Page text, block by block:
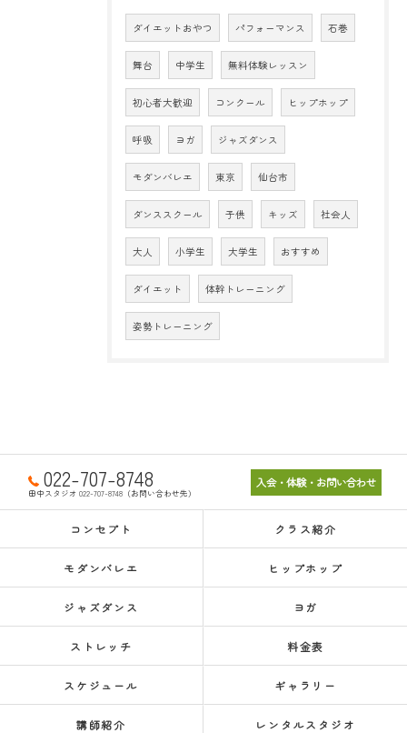
ダイエットおやつ パフォーマンス 石巻
舞台 中学生 無料体験レッスン
初心者大歓迎 コンクール ヒップホップ
呼吸 ヨガ ジャズダンス
モダンバレエ 東京 仙台市
ダンススクール 子供 キッズ 社会人
大人 小学生 大学生 おすすめ
ダイエット 体幹トレーニング
姿勢トレーニング
022-707-8748
田中スタジオ 022-707-8748（お問い合わせ先）
入会・体験・お問い合わせ
コンセプト クラス紹介
モダンバレエ ヒップホップ
ジャズダンス ヨガ
ストレッチ 料金表
スケジュール ギャラリー
講師紹介 レンタルスタジオ